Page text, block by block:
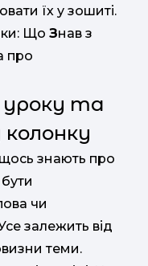
їх у зошиті.
Що Знав з
про
та
знають про
чи
залежить від
теми.